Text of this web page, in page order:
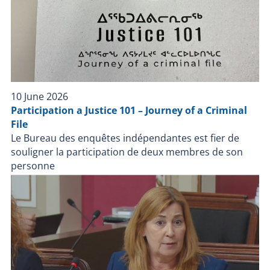
en identité judiciaire du BEI ;Toutes les notes des
enquêteurs du BEI concernant le dossier. De plus, le
BEI avait désigné un enquêteur pour assurer, tout au
long de l’enquête, la liaison avec la famille de la
personne impliquée et l’informer de son déroulement
et de sa conclusion. Faits retenus pour décision Le 14
novembre 2025 , le BEI a déclenché une enquête
indépendante à la suite d’une intervention impliquant
Service de police de la Ville de Québec (SPVQ) lors de
laquelle une personne est décédée. Les informations
recueillies à travers les différentes sources lors des
démarches d’enquête ont révélé que le 13 novembre
2025, les policiers du SPVQ interviennent à la suite
d’un appel fait au 911 pour une personne qui tient des
propos suicidaires et qui est en possession d’armes à
feu. Les policiers arrivent sur les lieux à 22 h 59,
entrent en contact avec l’appelant et érigent un
périmètre de sécurité. Les policiers tentent d’entrer
en contact avec l’individu sans succès. À 2 h 10 le 14
10 June 2026
Participation a Justice 101 – Journey of a Criminal
File
Le Bureau des enquêtes indépendantes est fier de
souligner la participation de deux membres de son
personne